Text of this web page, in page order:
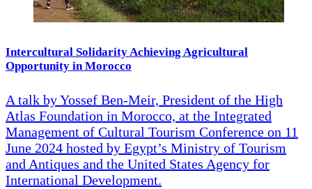
Intercultural Solidarity Achieving Agricultural
Opportunity in Morocco
A talk by Yossef Ben-Meir, President of the High
Atlas Foundation in Morocco, at the Integrated
Management of Cultural Tourism Conference on 11
June 2024 hosted by Egypt’s Ministry of Tourism
and Antiques and the United States Agency for
International Development.